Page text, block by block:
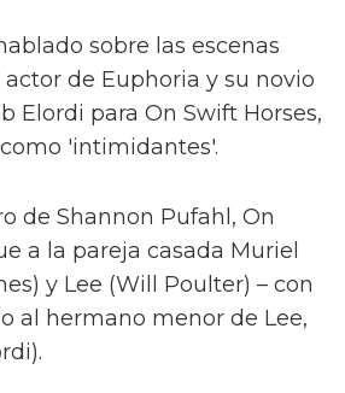
sobre las escenas
de Euphoria y su novio
Elordi para On Swift Horses,
'intimidantes'.
de Shannon Pufahl, On
a la pareja casada Muriel
y Lee (Will Poulter) – con
al hermano menor de Lee,